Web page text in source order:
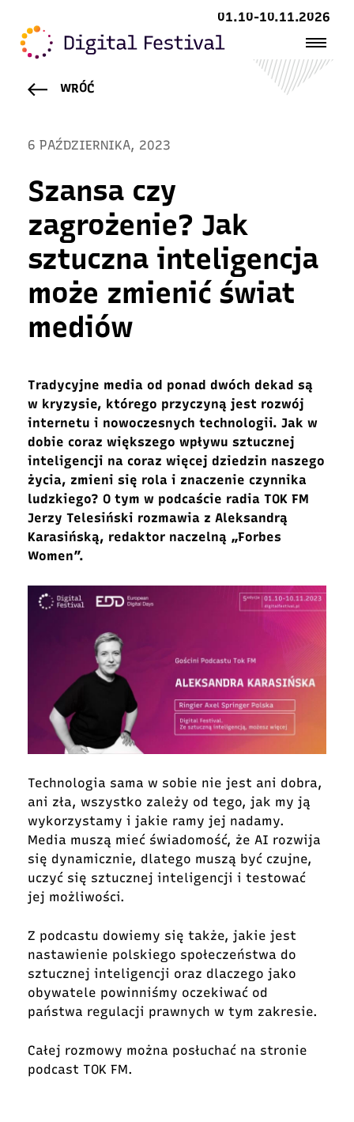
01.10-10.11.2026
WRÓĆ
6 PAŹDZIERNIKA, 2023
Szansa czy
zagrożenie? Jak
sztuczna inteligencja
może zmienić świat
mediów
Tradycyjne media od ponad dwóch dekad są
w kryzysie, którego przyczyną jest rozwój
internetu i nowoczesnych technologii. Jak w
dobie coraz większego wpływu sztucznej
inteligencji na coraz więcej dziedzin naszego
życia, zmieni się rola i znaczenie czynnika
ludzkiego? O tym w podcaście radia TOK FM
Jerzy Telesiński rozmawia z Aleksandrą
Karasińską, redaktor naczelną „Forbes
Women”.
Technologia sama w sobie nie jest ani dobra,
ani zła, wszystko zależy od tego, jak my ją
wykorzystamy i jakie ramy jej nadamy.
Media muszą mieć świadomość, że AI rozwija
się dynamicznie, dlatego muszą być czujne,
uczyć się sztucznej inteligencji i testować
jej możliwości.
Z podcastu dowiemy się także, jakie jest
nastawienie polskiego społeczeństwa do
sztucznej inteligencji oraz dlaczego jako
obywatele powinniśmy oczekiwać od
państwa regulacji prawnych w tym zakresie.
Całej rozmowy można posłuchać na stronie
podcast TOK FM.